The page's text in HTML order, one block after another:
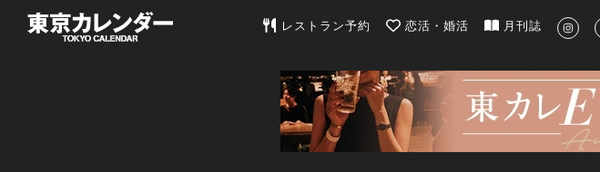
東京カレンダー | 最新のグルメ、洗練されたライフスタ
レストラン予約 恋活・婚活 月刊誌